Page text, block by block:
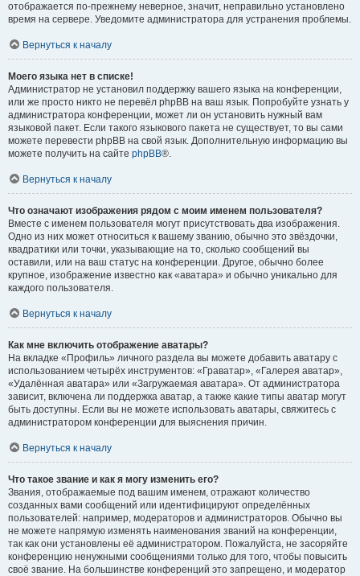
отображается по-прежнему неверное, значит, неправильно установлено
время на сервере. Уведомите администратора для устранения проблемы.
Вернуться к началу
Моего языка нет в списке!
Администратор не установил поддержку вашего языка на конференции,
или же просто никто не перевёл phpBB на ваш язык. Попробуйте узнать у
администратора конференции, может ли он установить нужный вам
языковой пакет. Если такого языкового пакета не существует, то вы сами
можете перевести phpBB на свой язык. Дополнительную информацию вы
можете получить на сайте phpBB®.
Вернуться к началу
Что означают изображения рядом с моим именем пользователя?
Вместе с именем пользователя могут присутствовать два изображения.
Одно из них может относиться к вашему званию, обычно это звёздочки,
квадратики или точки, указывающие на то, сколько сообщений вы
оставили, или на ваш статус на конференции. Другое, обычно более
крупное, изображение известно как «аватара» и обычно уникально для
каждого пользователя.
Вернуться к началу
Как мне включить отображение аватары?
На вкладке «Профиль» личного раздела вы можете добавить аватару с
использованием четырёх инструментов: «Граватар», «Галерея аватар»,
«Удалённая аватара» или «Загружаемая аватара». От администратора
зависит, включена ли поддержка аватар, а также какие типы аватар могут
быть доступны. Если вы не можете использовать аватары, свяжитесь с
администратором конференции для выяснения причин.
Вернуться к началу
Что такое звание и как я могу изменить его?
Звания, отображаемые под вашим именем, отражают количество
созданных вами сообщений или идентифицируют определённых
пользователей: например, модераторов и администраторов. Обычно вы
не можете напрямую изменять наименования званий на конференции,
так как они установлены её администратором. Пожалуйста, не засоряйте
конференцию ненужными сообщениями только для того, чтобы повысить
своё звание. На большинстве конференций это запрещено, и модератор